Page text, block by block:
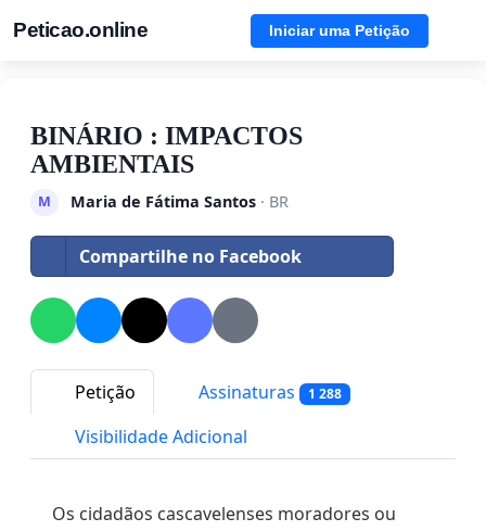
Peticao.online Iniciar uma Petição
BINÁRIO : IMPACTOS
AMBIENTAIS
M Maria de Fátima Santos· BR
Compartilhe no Facebook
Petição Assinaturas 1 288
Visibilidade Adicional
Os cidadãos cascavelenses moradores ou